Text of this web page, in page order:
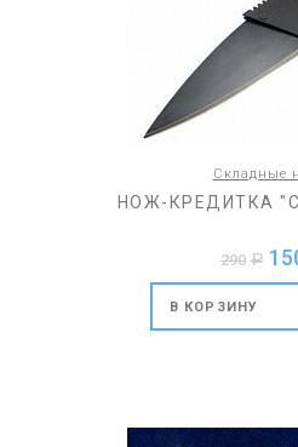
Складные
НОЖ-КРЕДИТКА
290 a
В КОРЗИНУ